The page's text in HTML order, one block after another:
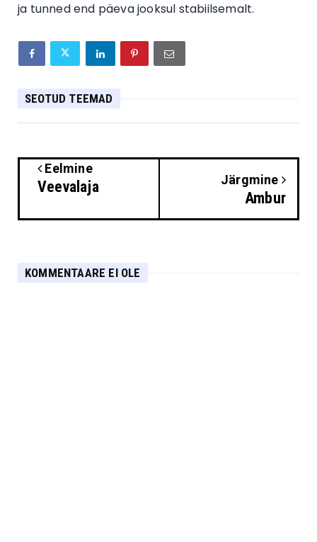
ja tunned end päeva jooksul stabiilsemalt.
SEOTUD TEEMAD
Eelmine
Veevalaja Järgmine
Ambur
KOMMENTAARE EI OLE